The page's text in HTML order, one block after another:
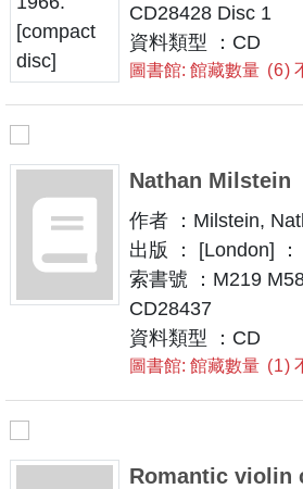
CD28428 Disc 1
資料類型 ：CD
圖書館: 館藏數量 6
Nathan Milstein
作者 ：Milstein,
出版 ： [London]
索書號 ：M219
CD28437
資料類型 ：CD
圖書館: 館藏數量 1
Romantic violin